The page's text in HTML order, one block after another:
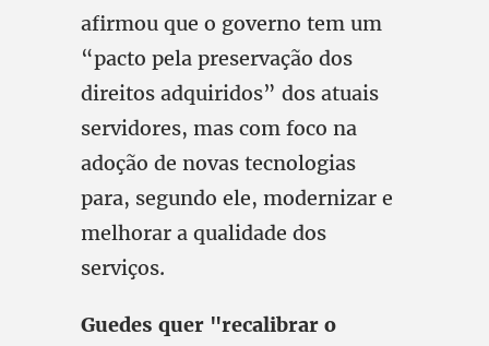
afirmou que o governo tem um
“pacto pela preservação dos
direitos adquiridos” dos atuais
servidores, mas com foco na
adoção de novas tecnologias
para, segundo ele, modernizar e
melhorar a qualidade dos
serviços.
Guedes quer "recalibrar o